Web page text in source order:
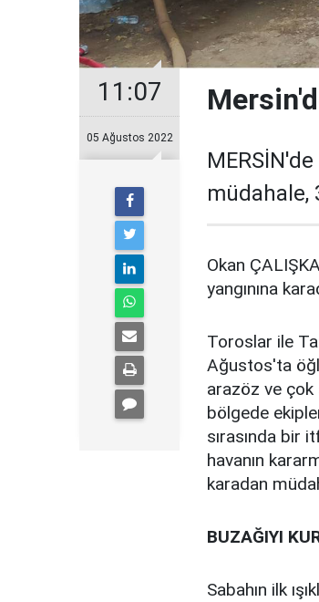
11:07
05 Ağustos 2022
müdahale,
Okan
yangınına
Toroslar ile
Ağustos'ta
arazöz ve çok
bölgede
sırasında bir
havanın
karadan
BUZAĞIYI
Sabahın ilk